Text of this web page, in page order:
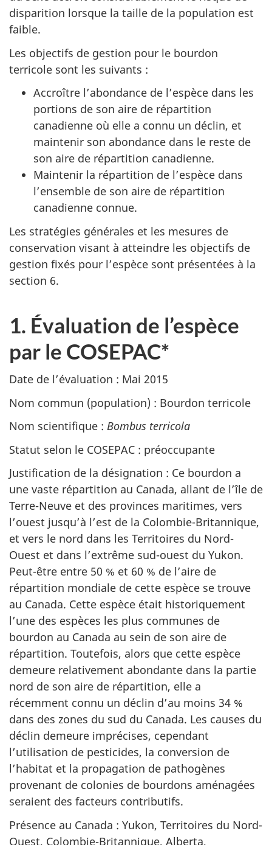
disparition lorsque la taille de la population est
faible.
Les objectifs de gestion pour le bourdon
terricole sont les suivants :
Accroître l’abondance de l’espèce dans les
portions de son aire de répartition
canadienne où elle a connu un déclin, et
maintenir son abondance dans le reste de
son aire de répartition canadienne.
Maintenir la répartition de l’espèce dans
l’ensemble de son aire de répartition
canadienne connue.
Les stratégies générales et les mesures de
conservation visant à atteindre les objectifs de
gestion fixés pour l’espèce sont présentées à la
section 6.
1. Évaluation de l’espèce
par le COSEPAC*
Date de l’évaluation : Mai 2015
Nom commun (population) : Bourdon terricole
Nom scientifique : Bombus terricola
Statut selon le COSEPAC : préoccupante
Justification de la désignation : Ce bourdon a
une vaste répartition au Canada, allant de l’île de
Terre-Neuve et des provinces maritimes, vers
l’ouest jusqu’à l’est de la Colombie-Britannique,
et vers le nord dans les Territoires du Nord-
Ouest et dans l’extrême sud-ouest du Yukon.
Peut-être entre 50 % et 60 % de l’aire de
répartition mondiale de cette espèce se trouve
au Canada. Cette espèce était historiquement
l’une des espèces les plus communes de
bourdon au Canada au sein de son aire de
répartition. Toutefois, alors que cette espèce
demeure relativement abondante dans la partie
nord de son aire de répartition, elle a
récemment connu un déclin d’au moins 34 %
dans des zones du sud du Canada. Les causes du
déclin demeure imprécises, cependant
l’utilisation de pesticides, la conversion de
l’habitat et la propagation de pathogènes
provenant de colonies de bourdons aménagées
seraient des facteurs contributifs.
Présence au Canada : Yukon, Territoires du Nord-
Ouest, Colombie-Britannique, Alberta,